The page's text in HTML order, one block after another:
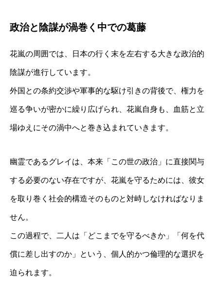
政治と陰謀が渦巻く中での葛藤
花嵐の周囲では、日本の行く末を左右する大きな政治的
陰謀が進行しています。
外国との条約交渉や軍事的な駆け引きの背後で、権力を
巡る争いが密かに繰り広げられ、花嵐自身も、血筋と立
場ゆえにその渦中へと巻き込まれていきます。
幽霊であるグレイは、本来「この世の政治」に直接関与
する必要のない存在ですが、花嵐を守るためには、彼女
を取り巻く社会的構造そのものと対峙しなければなりま
せん。
この過程で、二人は「どこまでを守るべきか」「何を代
償に差し出すのか」という、個人的かつ倫理的な選択を
迫られます。